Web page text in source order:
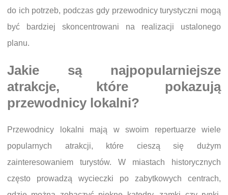
do ich potrzeb, podczas gdy przewodnicy turystyczni mogą
być bardziej skoncentrowani na realizacji ustalonego
planu.
Jakie są najpopularniejsze
atrakcje, które pokazują
przewodnicy lokalni?
Przewodnicy lokalni mają w swoim repertuarze wiele
popularnych atrakcji, które cieszą się dużym
zainteresowaniem turystów. W miastach historycznych
często prowadzą wycieczki po zabytkowych centrach,